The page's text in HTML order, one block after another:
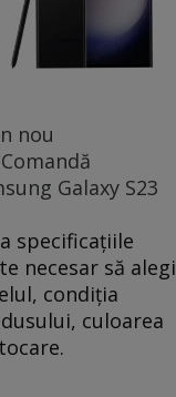
nou
Galaxy S23
specificațiile
necesar să alegi
condiția
culoarea